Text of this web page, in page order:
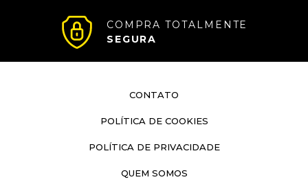
COMPRA TOTALMENTE
SEGURA
CONTATO
POLÍTICA DE COOKIES
POLÍTICA DE PRIVACIDADE
QUEM SOMOS